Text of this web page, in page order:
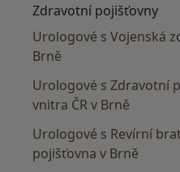
Zdravotní pojišťovny
Urologové s Vojenská
Brně
Urologové s Zdravotní
vnitra ČR v Brně
Urologové s Revírní
pojišťovna v Brně